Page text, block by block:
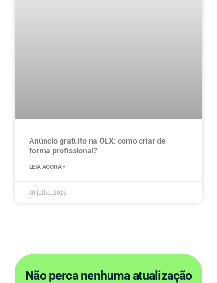
Anúncio gratuito na OLX​: como criar de
forma profissional?
LEIA AGORA »
30 julho, 2026
Não perca nenhuma atualização